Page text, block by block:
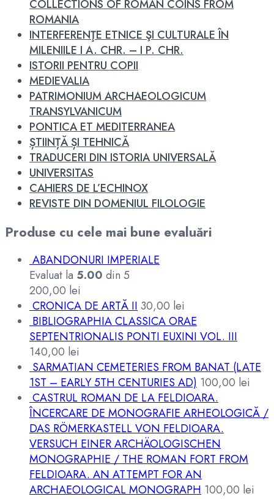
COLLECTIONS OF ROMAN COINS FROM
ROMANIA
INTERFERENŢE ETNICE ŞI CULTURALE ÎN
MILENIILE I A. CHR. – I P. CHR.
ISTORII PENTRU COPII
MEDIEVALIA
PATRIMONIUM ARCHAEOLOGICUM
TRANSYLVANICUM
PONTICA ET MEDITERRANEA
ȘTIINȚĂ ȘI TEHNICĂ
TRADUCERI DIN ISTORIA UNIVERSALĂ
UNIVERSITAS
CAHIERS DE L’ECHINOX
REVISTE DIN DOMENIUL FILOLOGIE
Produse cu cele mai bune evaluări
ABANDONURI IMPERIALE
Evaluat la 5.00 din 5
200,00 lei
CRONICA DE ARTĂ II 30,00 lei
BIBLIOGRAPHIA CLASSICA ORAE
SEPTENTRIONALIS PONTI EUXINI VOL. III
140,00 lei
SARMATIAN CEMETERIES FROM BANAT (LATE
1ST – EARLY 5TH CENTURIES AD) 100,00 lei
CASTRUL ROMAN DE LA FELDIOARA.
ÎNCERCARE DE MONOGRAFIE ARHEOLOGICĂ /
DAS RÖMERKASTELL VON FELDIOARA.
VERSUCH EINER ARCHÄOLOGISCHEN
MONOGRAPHIE / THE ROMAN FORT FROM
FELDIOARA. AN ATTEMPT FOR AN
ARCHAEOLOGICAL MONOGRAPH 100,00 lei